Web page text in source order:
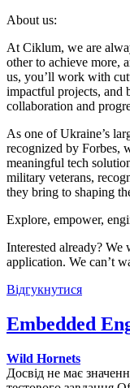
About us:
At Ciklum, we are
other to achieve more,
us, you’ll work with
impactful projects, and
collaboration and
As one of Ukraine’s
recognized by Forbes,
meaningful tech
military veterans,
they bring to shaping
Explore, empower,
Interested already?
application. We can’t
Відгукнутися
Embedded
Wild Hornets
Досвід не має